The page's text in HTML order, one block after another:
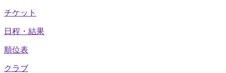
チケット
日程・結果
順位表
クラブ